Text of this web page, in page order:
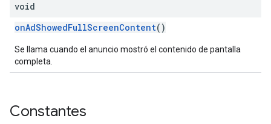
void
onAdShowedFullScreenContent()
Se llama cuando el anuncio mostró el contenido de pantalla
completa.
Constantes